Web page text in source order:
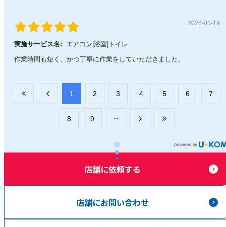
2026-03-19
実施サービス名:
エアコン|浴室|トイレ
作業時間も短く、かつ丁寧に作業をしていただきました。
​1 ​2 ​3 ​4 ​5 ​6 ​7
​8 ​9
店舗に依頼する
店舗にお問い合わせ